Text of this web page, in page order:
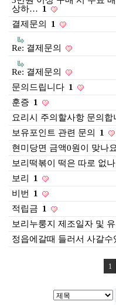
상하… 1
결제문의 1
Re: 결제문의
Re: 결제문의
문의드립니다 1
훈증 1
요리시 주의할사항 문의합
보유포인트 관련 문의
1
현미당면 금액0원이 맞나
보리떡볶이 떡은 따로 없나
보리
1
비번
1
적립금 1
보리누룽지 제조일자 및
정읍에갈때 들러서 사갈수
1